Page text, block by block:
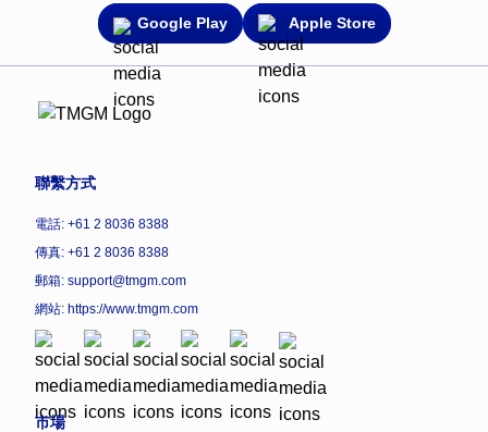
Google Play Apple Store
聯繫方式
電話: +61 2 8036 8388
傳真: +61 2 8036 8388
郵箱: support@tmgm.com
網站: https://www.tmgm.com
市場